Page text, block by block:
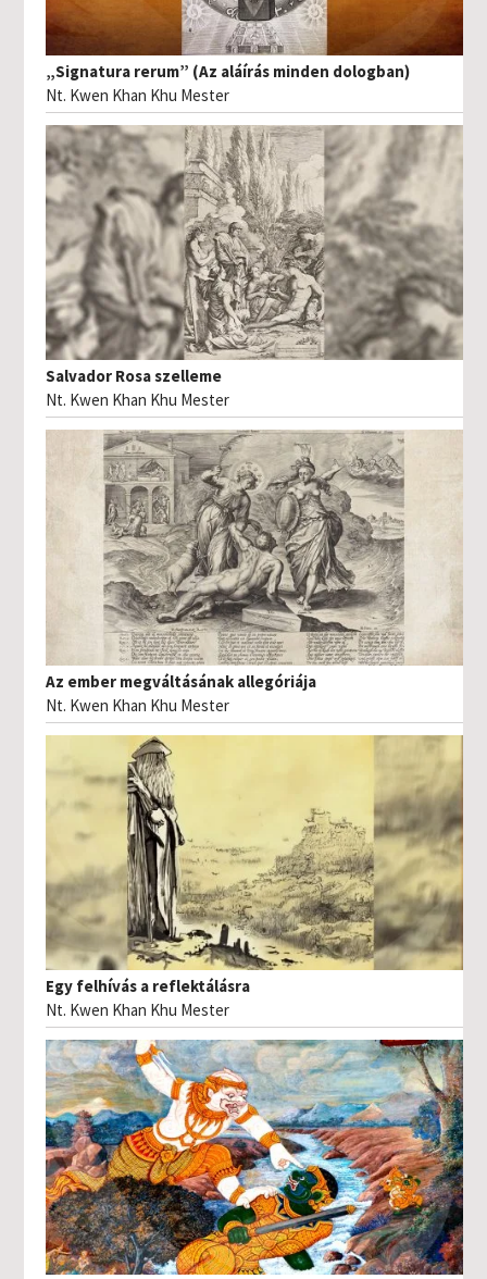
„Signatura rerum” (Az aláírás minden dologban)
Nt. Kwen Khan Khu Mester
Salvador Rosa szelleme
Nt. Kwen Khan Khu Mester
Az ember megváltásának allegóriája
Nt. Kwen Khan Khu Mester
Egy felhívás a reflektálásra
Nt. Kwen Khan Khu Mester